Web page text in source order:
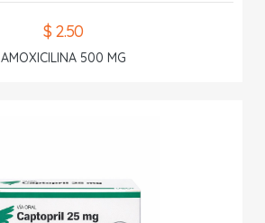
$ 2.50
AMOXICILINA 500 MG